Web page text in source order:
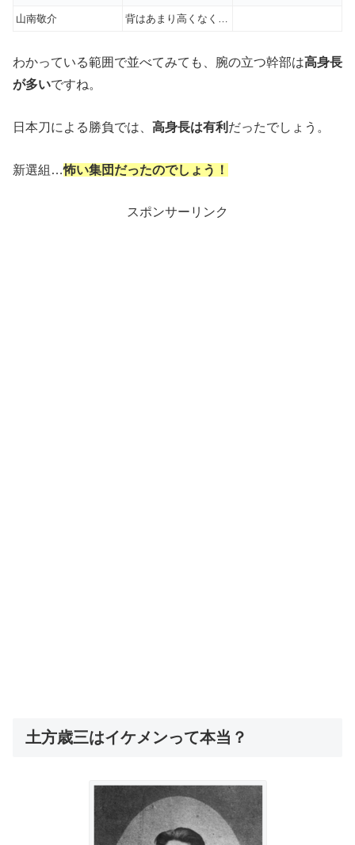
山南敬介 背はあまり高くなく…
わかっている範囲で並べてみても、腕の立つ幹部は高身長
が多いですね。
日本刀による勝負では、 高身長は有利 だったでしょう。
新選組…怖い集団だったのでしょう！
スポンサーリンク
土方歳三はイケメンって本当？